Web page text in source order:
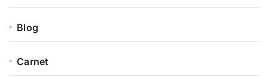
Blog
Carnet